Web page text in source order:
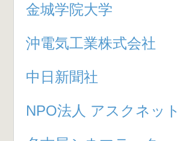
金城学院大学
沖電気工業株式会社
中日新聞社
NPO法人 アスクネット